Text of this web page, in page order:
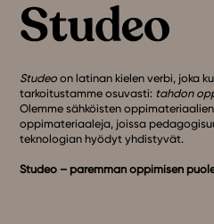
Studeo on latinan kielen verbi, joka
tarkoitustamme osuvasti: tahdon
Olemme sähköisten
oppimateriaaleja, joissa
teknologian hyödyt yhdistyvät.
Studeo – paremman oppimisen